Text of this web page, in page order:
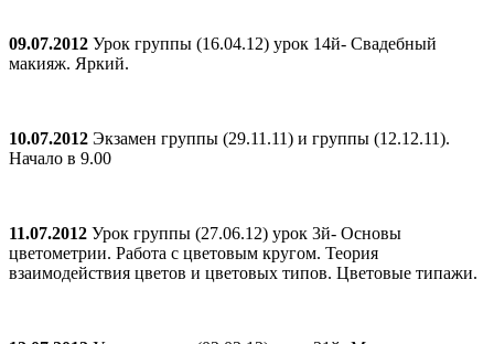
09.07.2012 Урок группы (16.04.12) урок 14й- Свадебный
макияж. Яркий.
10.07.2012 Экзамен группы (29.11.11) и группы (12.12.11).
Начало в 9.00
11.07.2012 Урок группы (27.06.12) урок 3й- Основы
цветометрии. Работа с цветовым кругом. Теория
взаимодействия цветов и цветовых типов. Цветовые типажи.